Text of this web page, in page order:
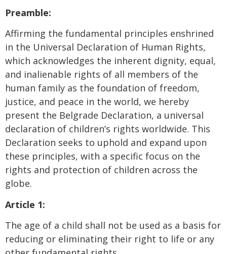
Preamble:
Affirming the fundamental principles enshrined
in the Universal Declaration of Human Rights,
which acknowledges the inherent dignity, equal,
and inalienable rights of all members of the
human family as the foundation of freedom,
justice, and peace in the world, we hereby
present the Belgrade Declaration, a universal
declaration of children’s rights worldwide. This
Declaration seeks to uphold and expand upon
these principles, with a specific focus on the
rights and protection of children across the
globe.
Article 1:
The age of a child shall not be used as a basis for
reducing or eliminating their right to life or any